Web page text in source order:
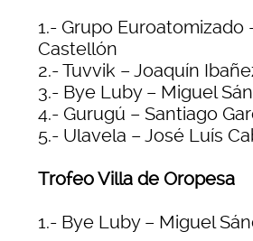
1.- Grupo Euroatomizado
Castellón
2.- Tuvvik – Joaquín
3.- Bye Luby – Miguel
4.- Gurugú – Santiago
5.- Ulavela – José Luís
Trofeo Villa de Oropesa
1.- Bye Luby – Miguel